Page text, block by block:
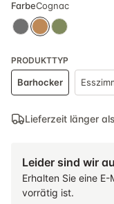
FarbeCognac
PRODUKTTYP
Barhocker
Lieferzeit länger
Leider sind wir
Erhalten Sie eine
vorrätig ist.